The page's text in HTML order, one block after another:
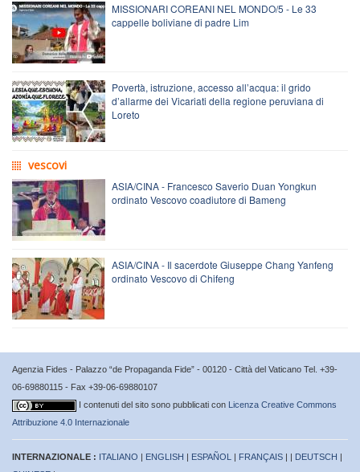
MISSIONARI COREANI NEL MONDO/5 - Le 33
cappelle boliviane di padre Lim
Povertà, istruzione, accesso all’acqua: il grido
d’allarme dei Vicariati della regione peruviana di
Loreto
vescovi
ASIA/CINA - Francesco Saverio Duan Yongkun
ordinato Vescovo coadiutore di Bameng
ASIA/CINA - Il sacerdote Giuseppe Chang Yanfeng
ordinato Vescovo di Chifeng
Agenzia Fides - Palazzo “de Propaganda Fide” - 00120 - Città del Vaticano Tel. +39-
06-69880115 - Fax +39-06-69880107
I contenuti del sito sono pubblicati con Licenza Creative Commons
Attribuzione 4.0 Internazionale
INTERNAZIONALE : ITALIANO | ENGLISH | ESPAÑOL | FRANÇAIS | | DEUTSCH |